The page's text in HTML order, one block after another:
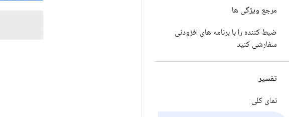
مرجع ویژگی ها
ضبط کننده را با برنامه های افزودنی
سفارشی کنید
تفسیر
نمای کلی